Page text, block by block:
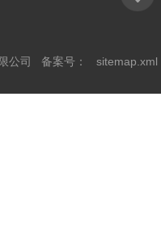
公司 备案号： sitemap.xml